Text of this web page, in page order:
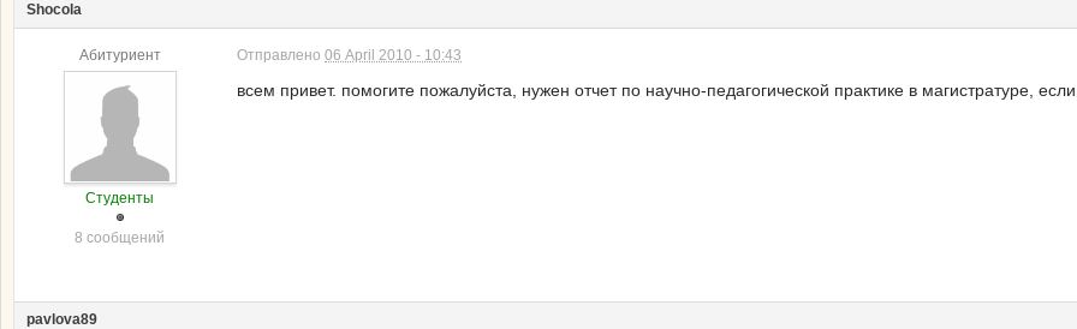
Shocola
Абитуриент
Студенты
8 сообщений
Отправлено 06 April 2010 - 10:43
всем привет. помогите пожалуйста, нужен отчет по научно-педагогической практике в магистратуре,
pavlova89